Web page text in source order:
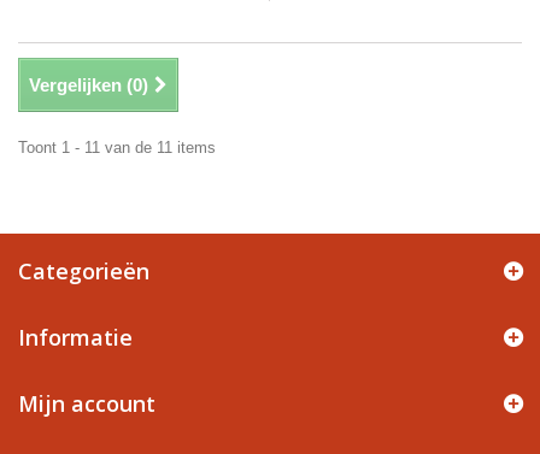
Vergelijken (0)
Toont 1 - 11 van de 11 items
Categorieën
Informatie
Mijn account